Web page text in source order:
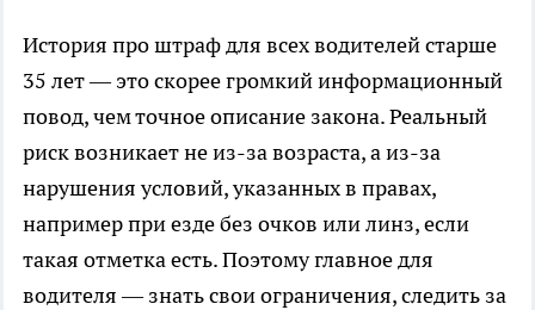
История про штраф для всех водителей старше
35 лет — это скорее громкий информационный
повод, чем точное описание закона. Реальный
риск возникает не из-за возраста, а из-за
нарушения условий, указанных в правах,
например при езде без очков или линз, если
такая отметка есть. Поэтому главное для
водителя — знать свои ограничения, следить за